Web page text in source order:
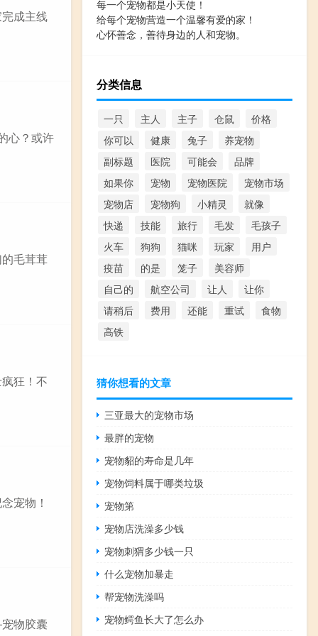
成主线
心？或许
毛茸茸
狂！不
宠物！
物胶囊
每一个宠物都是小天使！
给每个宠物营造一个温馨有爱的家！
心怀善念，善待身边的人和宠物。
分类信息
一只 主人 主子 仓鼠
价格
你可以
健康 兔子
养宠物
副标题
医院 可能会
品牌
如果你
宠物 宠物医院
宠物市场
宠物店
宠物狗 小精灵
就像
快递
技能 旅行 毛发
毛孩子
火车
狗狗 猫咪 玩家
用户
疫苗
的是 笼子
美容师
自己的
航空公司 让人
让你
请稍后
费用 还能 重试
食物
高铁
猜你想看的文章
三亚最大的宠物市场
最胖的宠物
宠物貂的寿命是几年
宠物饲料属于哪类垃圾
宠物第
宠物店洗澡多少钱
宠物刺猬多少钱一只
什么宠物加暴走
帮宠物洗澡吗
宠物鳄鱼长大了怎么办